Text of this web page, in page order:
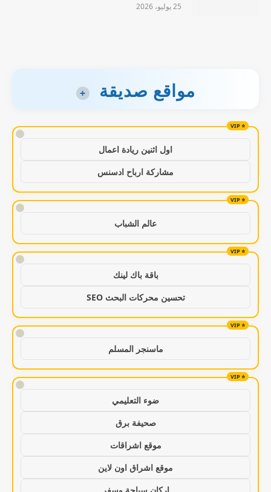
25 يوليو، 2026
مواقع صديقة +
!
اول اثنين ريادة اعمال
مشاركة ارباح ادسنس
!
عالم الشباب
!
باقة باك لينك
تحسين محركات البحث SEO
!
ماسنجر المسلم
!
ضوء التعليمي
صحيفة برق
موقع اشراقات
موقع اشراق اون لاين
اركان سياحة وسفر